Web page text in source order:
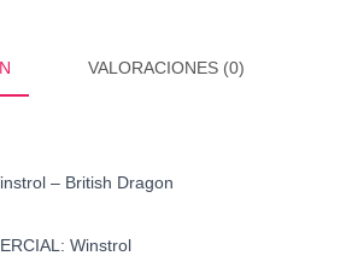
VALORACIONES (0)
– British Dragon
Winstrol